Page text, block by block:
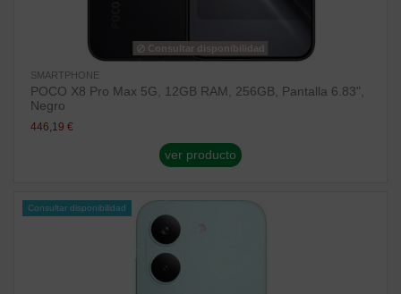
Consultar disponibilidad
SMARTPHONE
POCO X8 Pro Max 5G, 12GB RAM, 256GB, Pantalla 6.83",
Negro
446,19 €
ver producto
Consultar disponibilidad